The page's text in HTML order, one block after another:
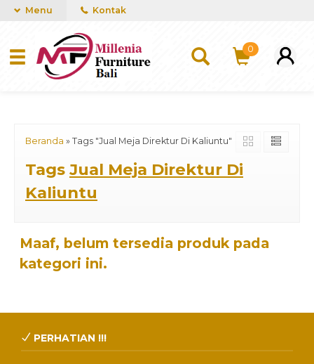
mUCn7CwGawCVTvwq7a99f4AgACOVgZvYEW65FFSDBf0
Menu Kontak
0
Beranda » Tags "Jual Meja Direktur Di Kaliuntu"
Tags Jual Meja Direktur Di
Kaliuntu
Maaf, belum tersedia produk pada
kategori ini.
PERHATIAN !!!